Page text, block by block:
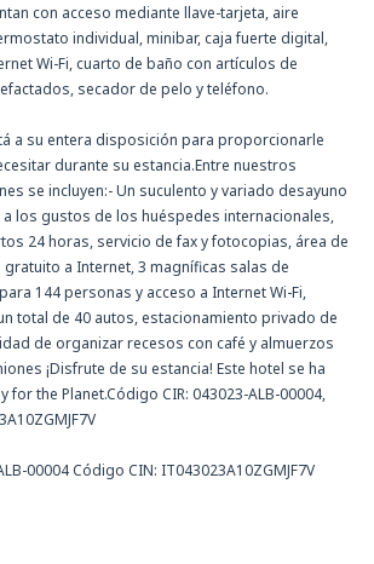
con acceso mediante llave-tarjeta, aire
individual, minibar, caja fuerte digital,
Wi-Fi, cuarto de baño con artículos de
secador de pelo y teléfono.
a su entera disposición para proporcionarle
durante su estancia.Entre nuestros
se incluyen:- Un suculento y variado desayuno
los gustos de los huéspedes internacionales,
24 horas, servicio de fax y fotocopias, área de
a Internet, 3 magníficas salas de
144 personas y acceso a Internet Wi-Fi,
total de 40 autos, estacionamiento privado de
de organizar recesos con café y almuerzos
¡Disfrute de su estancia! Este hotel se ha
for the Planet.Código CIR: 043023-ALB-00004,
00004 Código CIN: IT043023A10ZGMJF7V